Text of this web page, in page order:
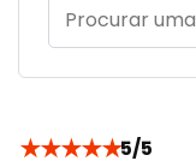
★★★★★5/5